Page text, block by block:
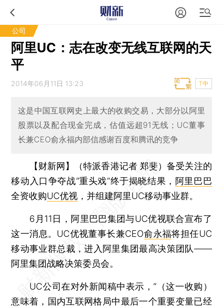
公司
阿里UC：志在改变无线互联网的天
平
2014年06月11日 13:23 T中
这是中国互联网史上最大的收购交易，大部分以阿里
股票以及配合现金完成，估值远超91无线；UC董事
长兼CEO俞永福内部信感谢百度和腾讯的竞争
【财新网】（特派香港记者 郑斐）备受关注的
移动入口争夺战“重头戏”终于揭晓结果， 阿里巴巴
全资收购UC优视 ，并组建阿里UC移动事业群。
6月11日，阿里巴巴集团与UC优视联合宣布了
这一消息。UC优视董事长兼CEO俞永福将担任UC
移动事业群总裁，进入阿里集团最高决策团队——
阿里集团战略决策委员会。
UC公司在对外新闻稿中表示，“（这一收购）
意味着，国内互联网格局中最后一个重要变量已经